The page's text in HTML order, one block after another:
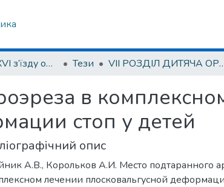
2013.10.3-5 ХVI з’їзду ортопедів-травматологів України; 3-5 жовтня 2013; м. Харків. Тези VІІ РОЗДІЛ ДИТЯЧА
в
стоп у детей
опис
А.В., Корольков А.И. Место подтаранного
лечении плосковальгусной